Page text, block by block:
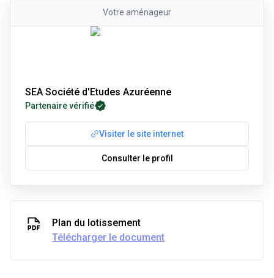
Votre aménageur
SEA Société d'Etudes Azuréenne
Partenaire vérifié
Visiter le site internet
Consulter le profil
Plan du lotissement
Télécharger le document